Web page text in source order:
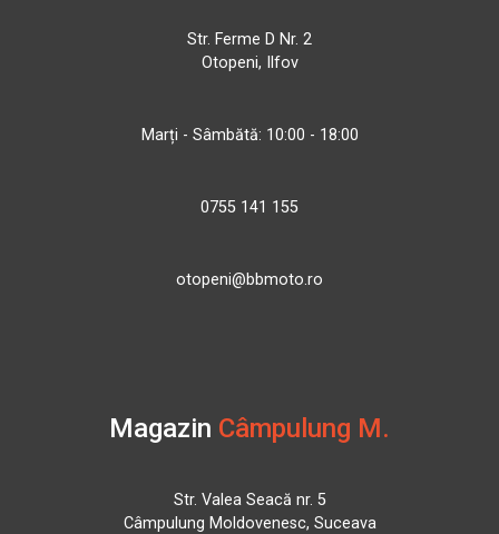
Str. Ferme D Nr. 2
Otopeni, Ilfov
Marți - Sâmbătă: 10:00 - 18:00
0755 141 155
otopeni@bbmoto.ro
Magazin Câmpulung M.
Str. Valea Seacă nr. 5
Câmpulung Moldovenesc, Suceava